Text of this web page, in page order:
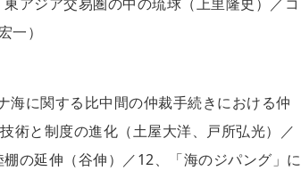
）
に関する比中間の仲裁手続きにおける仲
術と制度の進化（土屋大洋、戸所弘光）／
の延伸（谷伸）／12、「海のジパング」に